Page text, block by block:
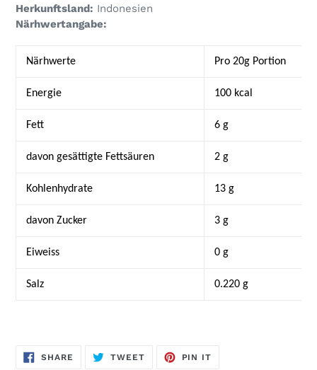
Herkunftsland: Indonesien
Närhwertangabe:
Närhwerte Pro 20g Portion
Energie 100 kcal
Fett 6 g
davon gesättigte Fettsäuren 2 g
Kohlenhydrate 13 g
davon Zucker 3 g
Eiweiss 0 g
Salz 0.220 g
SHARE SHARE
ON
TWEETTWEET
PIN IT